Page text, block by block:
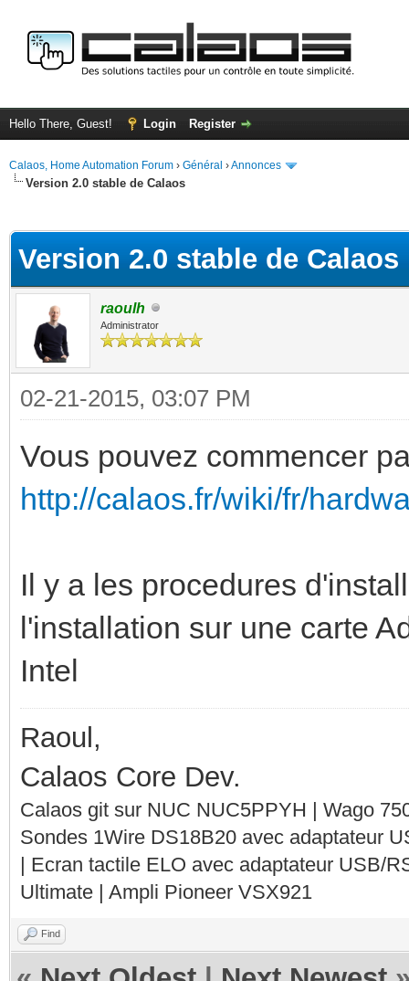
Hello There, Guest! Login Register
Calaos, Home Automation Forum › Général ›Annonces
Version 2.0 stable de Calaos
Version 2.0 stable de Calaos
raoulh
Administrator
02-21-2015, 03:07 PM
Vous pouvez commencer
http://calaos.fr/wiki/fr/
Il y a les procedures
l'installation sur une carte
Intel
Raoul,
Calaos Core Dev.
Calaos git sur NUC NUC5PPYH | Wago
Sondes 1Wire DS18B20 avec adaptateur
| Ecran tactile ELO avec adaptateur USB/
Ultimate | Ampli Pioneer VSX921
Find